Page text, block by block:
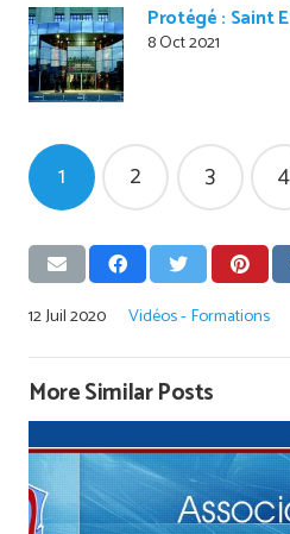
Protégé : Saint
8 Oct 2021
Pagination
des
publications
1 2 3 4
12 Juil 2020 Vidéos - Formations
More Similar Posts